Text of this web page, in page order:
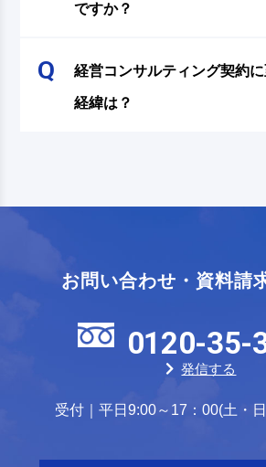
ですか？
経営コンサルティング契約
経緯は？
お問い合わせ・資料請
0120-35-
発信する
受付｜平日9:00～17：00(土・